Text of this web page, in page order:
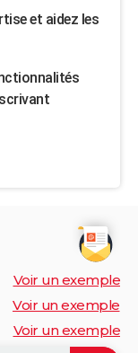
et aidez les
Voir un exemple
Voir un exemple
Voir un exemple